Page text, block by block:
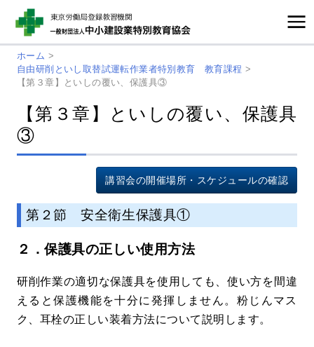
ホーム >
自由研削といし取替試運転作業者特別教育 教育課程 >
【第３章】といしの覆い、保護具③
【第３章】といしの覆い、保護具
③
講習会の開催場所・スケジュールの確認
第２節 安全衛生保護具①
２．保護具の正しい使用方法
研削作業の適切な保護具を使用しても、使い方を間違
えると保護機能を十分に発揮しません。粉じんマス
ク、耳栓の正しい装着方法について説明します。